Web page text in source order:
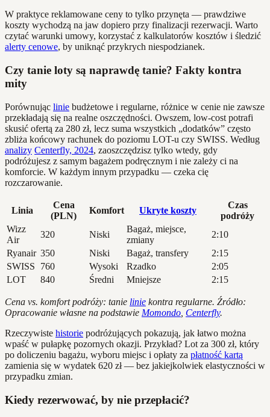
W praktyce reklamowane ceny to tylko przynęta — prawdziwe
koszty wychodzą na jaw dopiero przy finalizacji rezerwacji. Warto
czytać warunki umowy, korzystać z kalkulatorów kosztów i śledzić
alerty cenowe, by uniknąć przykrych niespodzianek.
Czy tanie loty są naprawdę tanie? Fakty kontra
mity
Porównując linie budżetowe i regularne, różnice w cenie nie zawsze
przekładają się na realne oszczędności. Owszem, low-cost potrafi
skusić ofertą za 280 zł, lecz suma wszystkich „dodatków” często
zbliża końcowy rachunek do poziomu LOT-u czy SWISS. Według
analizy Centerfly, 2024, zaoszczędzisz tylko wtedy, gdy
podróżujesz z samym bagażem podręcznym i nie zależy ci na
komforcie. W każdym innym przypadku — czeka cię
rozczarowanie.
Linia
Cena
(PLN)
Komfort Ukryte koszty
Czas
podróży
Wizz
Air
320 Niski
Bagaż, miejsce,
zmiany
2:10
Ryanair 350 Niski Bagaż, transfery
2:15
SWISS
760 Wysoki Rzadko
2:05
LOT
840 Średni Mniejsze 2:15
Cena vs. komfort podróży: tanie linie kontra regularne. Źródło:
Opracowanie własne na podstawie Momondo Centerfly.
Rzeczywiste historie podróżujących pokazują, jak łatwo można
wpaść w pułapkę pozornych okazji. Przykład? Lot za 300 zł, który
po doliczeniu bagażu, wyboru miejsc i opłaty za płatność kartą
zamienia się w wydatek 620 zł — bez jakiejkolwiek elastyczności w
przypadku zmian.
Kiedy rezerwować, by nie przepłacić?